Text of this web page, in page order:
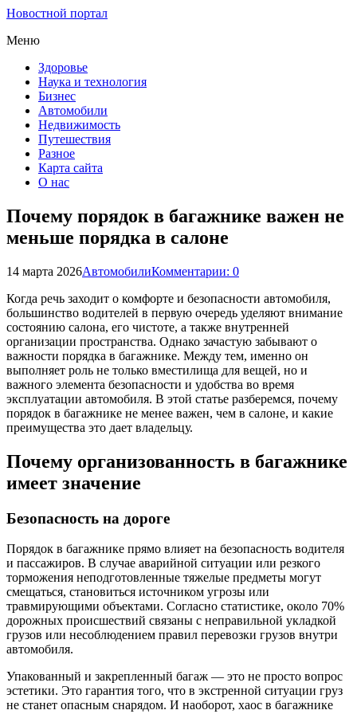
Новостной портал
Меню
Здоровье
Наука и технология
Бизнес
Автомобили
Недвижимость
Путешествия
Разное
Карта сайта
О нас
Почему порядок в багажнике важен не
меньше порядка в салоне
14 марта 2026АвтомобилиКомментарии: 0
Когда речь заходит о комфорте и безопасности автомобиля,
большинство водителей в первую очередь уделяют внимание
состоянию салона, его чистоте, а также внутренней
организации пространства. Однако зачастую забывают о
важности порядка в багажнике. Между тем, именно он
выполняет роль не только вместилища для вещей, но и
важного элемента безопасности и удобства во время
эксплуатации автомобиля. В этой статье разберемся, почему
порядок в багажнике не менее важен, чем в салоне, и какие
преимущества это дает владельцу.
Почему организованность в багажнике
имеет значение
Безопасность на дороге
Порядок в багажнике прямо влияет на безопасность водителя
и пассажиров. В случае аварийной ситуации или резкого
торможения неподготовленные тяжелые предметы могут
смещаться, становиться источником угрозы или
травмирующими объектами. Согласно статистике, около 70%
дорожных происшествий связаны с неправильной укладкой
грузов или несоблюдением правил перевозки грузов внутри
автомобиля.
Упакованный и закрепленный багаж — это не просто вопрос
эстетики. Это гарантия того, что в экстренной ситуации груз
не станет опасным снарядом. И наоборот, хаос в багажнике